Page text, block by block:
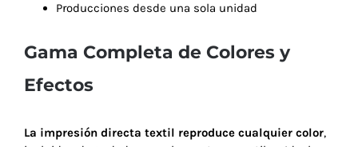
Producciones desde una sola unidad
Gama Completa de Colores y
Efectos
La impresión directa textil reproduce cualquier color,